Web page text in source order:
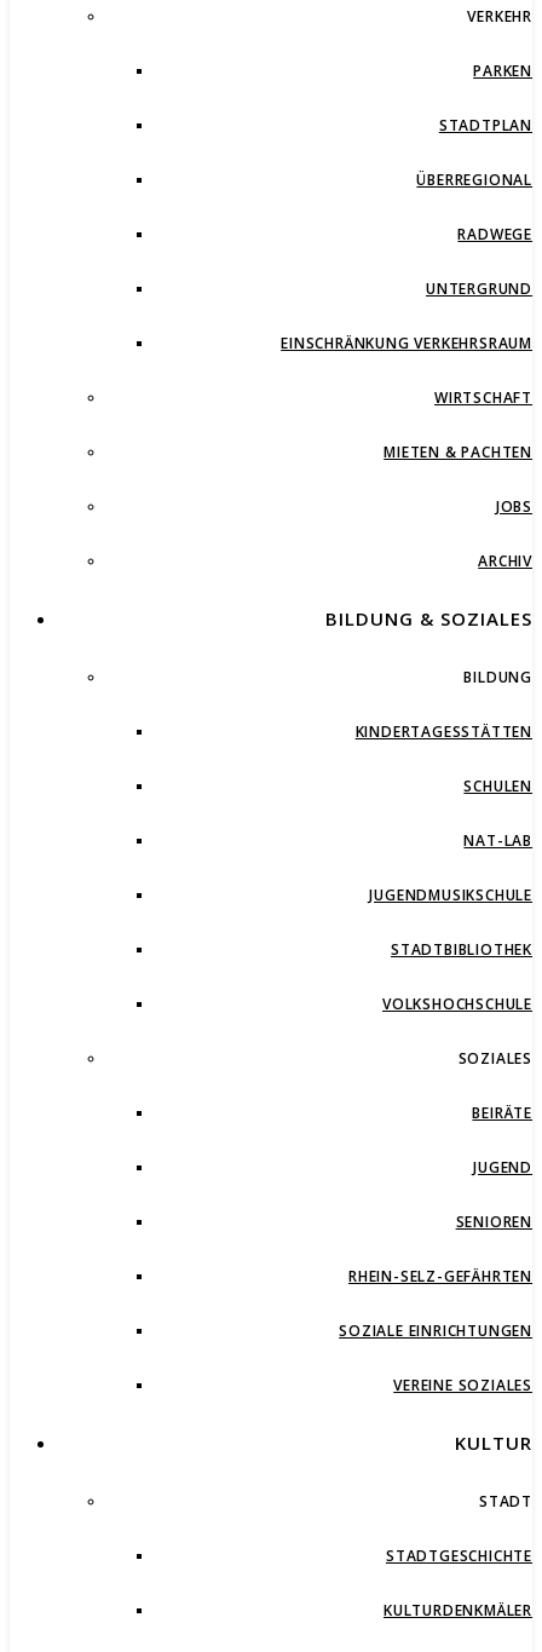
VERKEHR
PARKEN
STADTPLAN
ÜBERREGIONAL
RADWEGE
UNTERGRUND
EINSCHRÄNKUNG VERKEHRSRAUM
WIRTSCHAFT
MIETEN & PACHTEN
JOBS
ARCHIV
BILDUNG & SOZIALES
BILDUNG
KINDERTAGESSTÄTTEN
SCHULEN
NAT-LAB
JUGENDMUSIKSCHULE
STADTBIBLIOTHEK
VOLKSHOCHSCHULE
SOZIALES
BEIRÄTE
JUGEND
SENIOREN
RHEIN-SELZ-GEFÄHRTEN
SOZIALE EINRICHTUNGEN
VEREINE SOZIALES
KULTUR
STADT
STADTGESCHICHTE
KULTURDENKMÄLER